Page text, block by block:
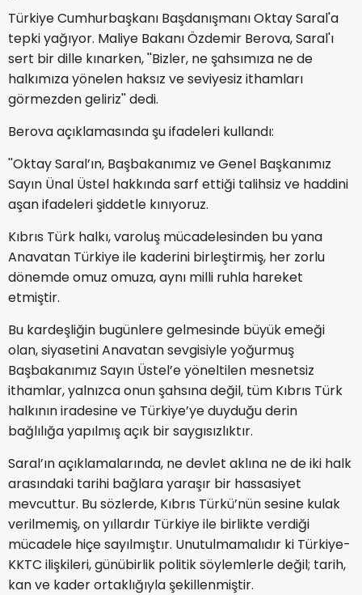
Türkiye Cumhurbaşkanı Başdanışmanı Oktay Saral'a
tepki yağıyor. Maliye Bakanı Özdemir Berova, Saral'ı
sert bir dille kınarken, ''Bizler, ne şahsımıza ne de
halkımıza yönelen haksız ve seviyesiz ithamları
görmezden geliriz'' dedi.
Berova açıklamasında şu ifadeleri kullandı:
''Oktay Saral’ın, Başbakanımız ve Genel Başkanımız
Sayın Ünal Üstel hakkında sarf ettiği talihsiz ve haddini
aşan ifadeleri şiddetle kınıyoruz.
Kıbrıs Türk halkı, varoluş mücadelesinden bu yana
Anavatan Türkiye ile kaderini birleştirmiş, her zorlu
dönemde omuz omuza, aynı milli ruhla hareket
etmiştir.
Bu kardeşliğin bugünlere gelmesinde büyük emeği
olan, siyasetini Anavatan sevgisiyle yoğurmuş
Başbakanımız Sayın Üstel’e yöneltilen mesnetsiz
ithamlar, yalnızca onun şahsına değil, tüm Kıbrıs Türk
halkının iradesine ve Türkiye’ye duyduğu derin
bağlılığa yapılmış açık bir saygısızlıktır.
Saral’ın açıklamalarında, ne devlet aklına ne de iki halk
arasındaki tarihi bağlara yaraşır bir hassasiyet
mevcuttur. Bu sözlerde, Kıbrıs Türkü’nün sesine kulak
verilmemiş, on yıllardır Türkiye ile birlikte verdiği
mücadele hiçe sayılmıştır. Unutulmamalıdır ki Türkiye-
KKTC ilişkileri, günübirlik politik söylemlerle değil; tarih,
kan ve kader ortaklığıyla şekillenmiştir.